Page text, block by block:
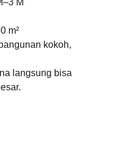
M
m²
kokoh,
langsung bisa